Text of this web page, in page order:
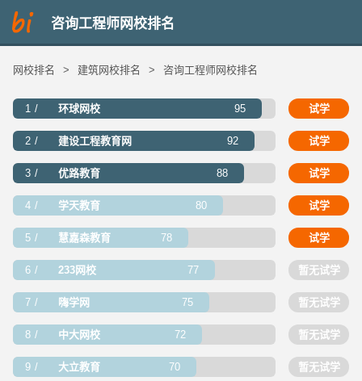
咨询工程师网校排名
网校排名 > 建筑网校排名 > 咨询工程师网校排名
1 环球网校 95 试学
2 建设工程教育网 92 试学
3 优路教育 88 试学
4 学天教育 80 试学
5 慧嘉森教育 78 试学
6 233网校 77 暂无试学
7 嗨学网 75 暂无试学
8 中大网校 72 暂无试学
9 大立教育 70 暂无试学